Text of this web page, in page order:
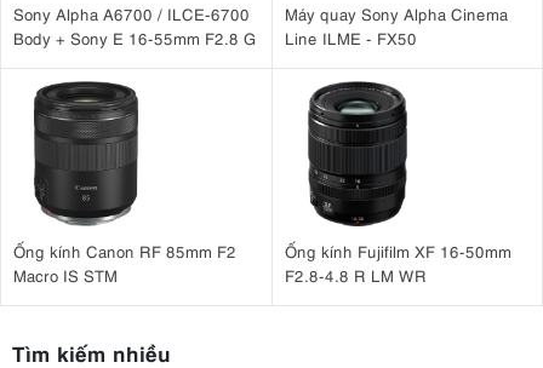
Sony Alpha A6700 / ILCE-6700
Body + Sony E 16-55mm F2.8 G
Máy quay Sony Alpha Cinema
Line ILME - FX50
Ống kính Canon RF 85mm F2
Macro IS STM
Ống kính Fujifilm XF 16-50mm
F2.8-4.8 R LM WR
Tìm kiếm nhiều